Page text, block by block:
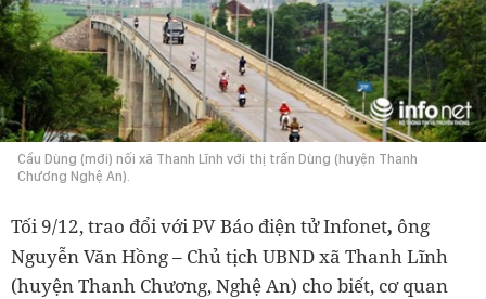
Cầu Dùng (mới) nối xã Thanh Lĩnh với thị trấn Dùng (huyện Thanh
Chương Nghệ An).
Tối 9/12, trao đổi với PV Báo điện tử Infonet, ông
Nguyễn Văn Hồng – Chủ tịch UBND xã Thanh Lĩnh
(huyện Thanh Chương, Nghệ An) cho biết, cơ quan